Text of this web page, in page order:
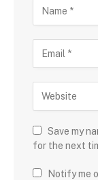
Save my
for the next
Notify me